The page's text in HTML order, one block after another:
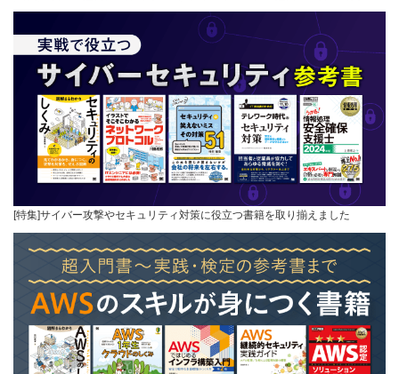
[特集]サイバー攻撃やセキュリティ対策に役立つ書籍を取り揃えました